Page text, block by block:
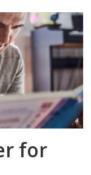
for